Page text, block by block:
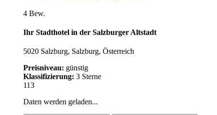
4 Bew.
Ihr Stadthotel in der Salzburger Altstadt
5020 Salzburg, Salzburg, Österreich
Preisniveau: günstig
Klassifizierung: 3 Sterne
113
Daten werden geladen...